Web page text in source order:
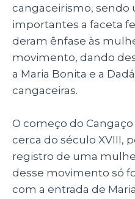
cangaceirismo, sendo
importantes a faceta
deram ênfase às
movimento, dando
a Maria Bonita e a
cangaceiras.
O começo do
cerca do século XVIII,
registro de uma
desse movimento só
com a entrada de